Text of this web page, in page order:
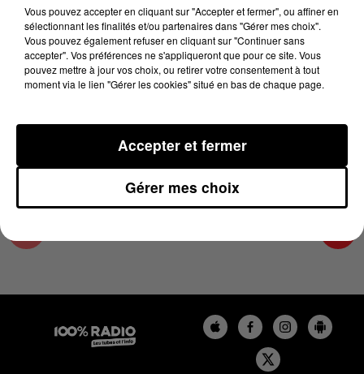
19 novembre 2024 - 2 min 22 sec
LES INFOS DE L'HÉRAULT DU 19/11/2024 À
11H00
Podcasts infos de l'Hérault
Vous pouvez accepter en cliquant sur "Accepter et fermer", ou affiner en
sélectionnant les finalités et/ou partenaires dans "Gérer mes choix".
Vous pouvez également refuser en cliquant sur "Continuer sans
accepter". Vos préférences ne s'appliqueront que pour ce site. Vous
pouvez mettre à jour vos choix, ou retirer votre consentement à tout
moment via le lien "Gérer les cookies" situé en bas de chaque page.
Gérer mes choix
Accepter et fermer